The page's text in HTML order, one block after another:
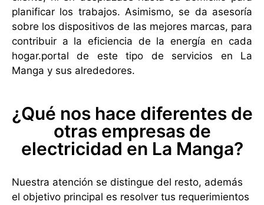
planificar los trabajos. Asimismo, se da asesoría
sobre los dispositivos de las mejores marcas, para
contribuir a la eficiencia de la energía en cada
hogar.portal de este tipo de servicios en La
Manga y sus alrededores.
¿Qué nos hace diferentes de
otras empresas de
electricidad en La Manga?
Nuestra atención se distingue del resto, además
el objetivo principal es resolver tus requerimientos